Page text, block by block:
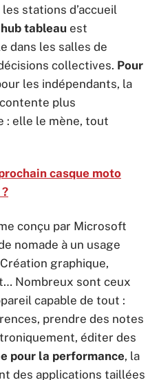
stations d’accueil
tableau est
dans les salles de
collectives. Pour
les indépendants, la
plus
: elle le mène, tout
casque moto
conçu par Microsoft
nomade à un usage
graphique,
Nombreux sont ceux
capable de tout :
prendre des notes
éditer des
pour la performance, la
des applications taillées